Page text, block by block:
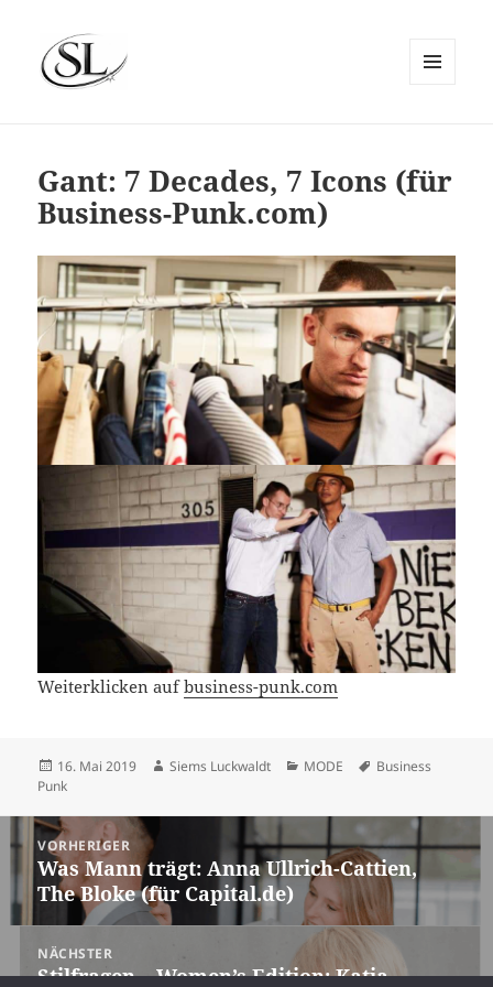
Gant: 7 Decades, 7 Icons (für
Business-Punk.com)
Weiterklicken aufbusiness-punk.com
Veröffentlicht
am
16. Mai 2019 Autor
Siems Luckwaldt Kategorien
MODE Schlagwörter
Business
Punk
Beitragsnavigation
VORHERIGER
Vorheriger
Beitrag:
Was Mann trägt: Anna Ullrich-Cattien,
The Bloke (für Capital.de)
NÄCHSTER
Nächster
Stilfragen – Women’s Edition: Katja